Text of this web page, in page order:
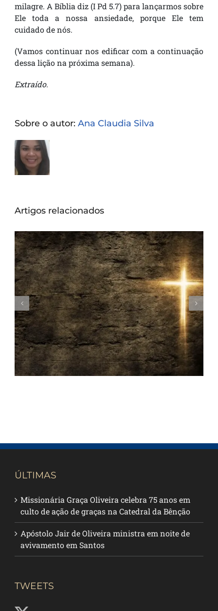
milagre. A Bíblia diz (I Pd 5.7) para lançarmos sobre
Ele toda a nossa ansiedade, porque Ele tem
cuidado de nós.
(Vamos continuar nos edificar com a continuação
dessa lição na próxima semana).
Extraído.
Sobre o autor: Ana Claudia Silva
Artigos relacionados
A gratidão e o sacrifício de Jesus
ÚLTIMAS
Missionária Graça Oliveira celebra 75 anos em
culto de ação de graças na Catedral da Bênção
Apóstolo Jair de Oliveira ministra em noite de
avivamento em Santos
TWEETS